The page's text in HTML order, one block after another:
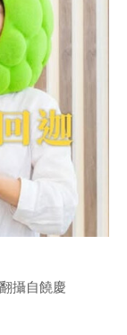
攝自饒慶